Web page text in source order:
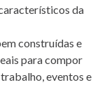
da
construídas e
para compor
eventos e